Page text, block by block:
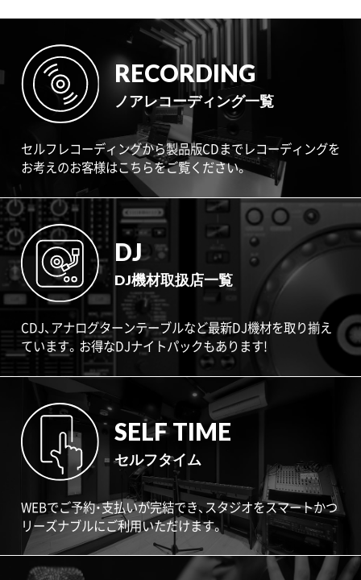
RECORDING
ノアレコーディング一覧
セルフレコーディングから製品版CDまでレコーディングを
お考えのお客様はこちらをご覧ください。
DJ
DJ機材取扱店一覧
CDJ、アナログターンテーブルなど最新DJ機材を取り揃え
ています。お得なDJナイトパックもあります!
SELF TIME
セルフタイム
WEBでご予約・支払いが完結でき、スタジオをスマートかつ
リーズナブルにご利用いただけます。